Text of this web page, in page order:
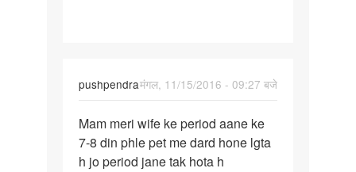
h
pushpendraमंगल, 11/15/2016 - 09:27 बजे
Mam
meri
wife
Mam meri wife ke period aane ke
7-8 din phle pet me dard hone lgta
h jo period jane tak hota h